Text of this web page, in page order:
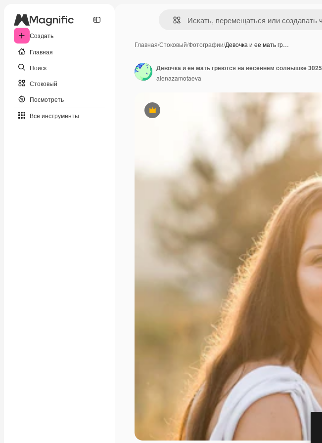
Создать
Главная
Поиск
Стоковый
Посмотреть
Все инструменты
Главная/Стоковый/Фотографии/Девочка и ее мать гр…
Премиум
Девочка и ее мать греются на весеннем солнышке 3025
alenazamotaeva